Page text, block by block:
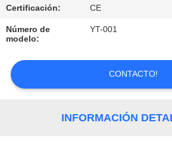
EN
CONTACTO
CON
Certificación: CE
Número de
modelo:
YT-001
CONTACTO!
INFORMACIÓN